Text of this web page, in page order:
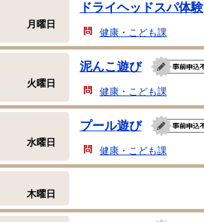
月曜日
ドライヘッドスパ体験
健康・こども課
火曜日
泥んこ遊び
健康・こども課
水曜日
プール遊び
健康・こども課
木曜日